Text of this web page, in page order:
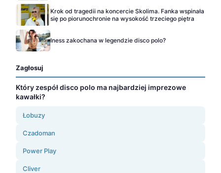
Krok od tragedii na koncercie Skolima. Fanka wspinała
się po piorunochronie na wysokość trzeciego piętra
Iness zakochana w legendzie disco polo?
Zagłosuj
Który zespół disco polo ma najbardziej imprezowe
kawałki?
Łobuzy
Czadoman
Power Play
Cliver